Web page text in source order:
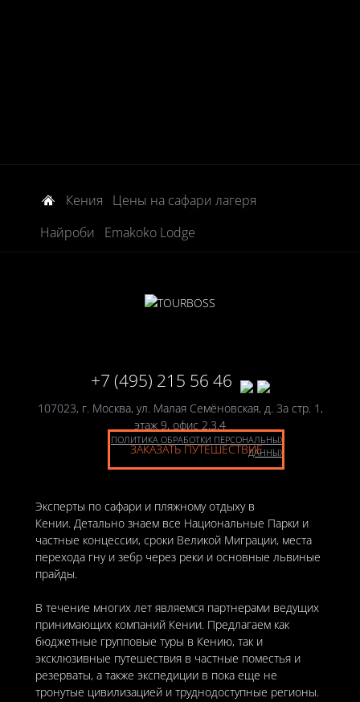
Кения
Цены на сафари лагеря
Найроби
Emakoko Lodge
+7 (495) 215 56 46
107023, г. Москва, ул. Малая Семёновская, д. 3а стр. 1,
этаж 9, офис 2,3,4
ПОЛИТИКА ОБРАБОТКИ ПЕРСОНАЛЬНЫХ
ДАННЫХ
ЗАКАЗАТЬ ПУТЕШЕСТВИЕ
Эксперты по сафари и пляжному отдыху в
Кении. Детально знаем все Национальные Парки и
частные концессии, сроки Великой Миграции, места
перехода гну и зебр через реки и основные львиные
прайды.
В течение многих лет являемся партнерами ведущих
принимающих компаний Кении. Предлагаем как
бюджетные групповые туры в Кению, так и
эксклюзивные путешествия в частные поместья и
резерваты, а также экспедиции в пока еще не
тронутые цивилизацией и труднодоступные регионы.